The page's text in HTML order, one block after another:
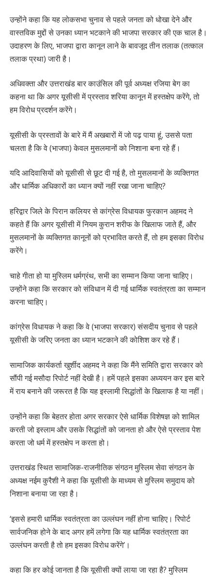
उन्होंने कहा कि यह लोकसभा चुनाव से पहले जनता को धोखा देने और
वास्तविक मुद्दों से उनका ध्यान भटकाने की भाजपा सरकार की एक चाल है।
उदाहरण के लिए, भाजपा द्वारा कानून लाने के बावजूद तीन तलाक (तत्काल
तलाक प्रथा) जारी है।
अधिवक्ता और उत्तराखंड बार काउंसिल की पूर्व अध्यक्ष रजिया बेग का
कहना था कि अगर यूसीसी में प्रस्ताव शरिया कानून में हस्तक्षेप करेंगे, तो
हम विरोध प्रदर्शन करेंगे।
यूसीसी के प्रस्तावों के बारे में मैं अखबारों में जो पढ़ पाया हूं, उससे पता
चलता है कि वे (भाजपा) केवल मुसलमानों को निशाना बना रहे हैं।
यदि आदिवासियों को यूसीसी से छूट दी गई है, तो मुसलमानों के व्यक्तिगत
और धार्मिक अधिकारों का ध्यान क्यों नहीं रखा जाना चाहिए?
हरिद्वार जिले के पिरान कलियर से कांग्रेस विधायक फुरकान अहमद ने
कहते हैं कि अगर यूसीसी में नियम कुरान शरीफ के खिलाफ जाते हैं, और
मुसलमानों के व्यक्तिगत कानूनों को प्रभावित करते हैं, तो हम इसका विरोध
करेंगे।
चाहे गीता हो या मुस्लिम धर्मग्रंथ, सभी का सम्मान किया जाना चाहिए।
उन्होंने कहा कि सरकार को संविधान में दी गई धार्मिक स्वतंत्रता का सम्मान
करना चाहिए।
कांग्रेस विधायक ने कहा कि वे (भाजपा सरकार) संसदीय चुनाव से पहले
यूसीसी के जरिए जनता का ध्यान भटकाने की कोशिश कर रहे हैं।
सामाजिक कार्यकर्ता खुर्शीद अहमद ने कहा कि मैंने समिति द्वारा सरकार को
सौंपी गई मसौदा रिपोर्ट नहीं देखी है। हमें पहले इसका अध्ययन कर इस बारे
में राय बनाने की जरूरत है कि यह इस्लामी सिद्धांतों के खिलाफ है या नहीं।
उन्होंने कहा कि बेहतर होता अगर सरकार ऐसे धार्मिक विशेषज्ञ को शामिल
करती जो इस्लाम और उसके सिद्धांतों को जानता हो और ऐसे प्रस्ताव पेश
करता जो धर्म में हस्तक्षेप न करता हो।
उत्तराखंड स्थित सामाजिक-राजनीतिक संगठन मुस्लिम सेवा संगठन के
अध्यक्ष नईम कुरैशी ने कहा कि यूसीसी के माध्यम से मुस्लिम समुदाय को
निशाना बनाया जा रहा है।
‘इससे हमारी धार्मिक स्वतंत्रता का उल्लंघन नहीं होना चाहिए। रिपोर्ट
सार्वजनिक होने के बाद अगर हमें लगेगा कि यह धार्मिक स्वतंत्रता का
उल्लंघन करती है तो हम इसका विरोध करेंगे’।
कहा कि हर कोई जानता है कि यूसीसी क्यों लाया जा रहा है? मुस्लिम